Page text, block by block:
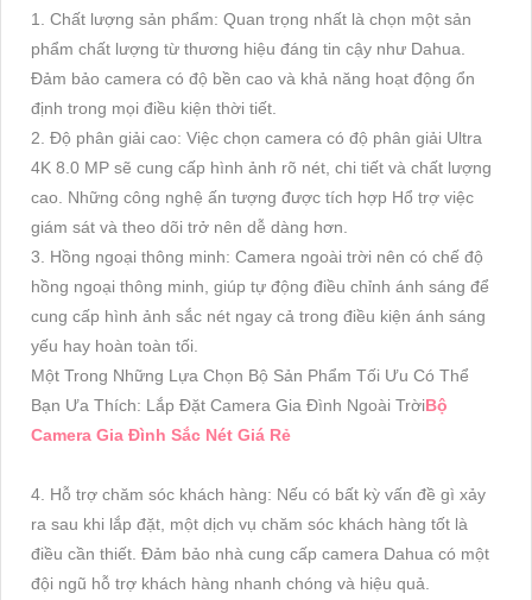
1. Chất lượng sản phẩm: Quan trọng nhất là chọn một sản
phẩm chất lượng từ thương hiệu đáng tin cậy như Dahua.
Đảm bảo camera có độ bền cao và khả năng hoạt động ổn
định trong mọi điều kiện thời tiết.
2. Độ phân giải cao: Việc chọn camera có độ phân giải Ultra
4K 8.0 MP sẽ cung cấp hình ảnh rõ nét, chi tiết và chất lượng
cao. Những công nghệ ấn tượng được tích hợp Hổ trợ việc
giám sát và theo dõi trở nên dễ dàng hơn.
3. Hồng ngoại thông minh: Camera ngoài trời nên có chế độ
hồng ngoại thông minh, giúp tự động điều chỉnh ánh sáng để
cung cấp hình ảnh sắc nét ngay cả trong điều kiện ánh sáng
yếu hay hoàn toàn tối.
Một Trong Những Lựa Chọn Bộ Sản Phẩm Tối Ưu Có Thể
Bạn Ưa Thích: Lắp Đặt Camera Gia Đình Ngoài TrờiBộ
Camera Gia Đình Sắc Nét Giá Rẻ
4. Hỗ trợ chăm sóc khách hàng: Nếu có bất kỳ vấn đề gì xảy
ra sau khi lắp đặt, một dịch vụ chăm sóc khách hàng tốt là
điều cần thiết. Đảm bảo nhà cung cấp camera Dahua có một
đội ngũ hỗ trợ khách hàng nhanh chóng và hiệu quả.